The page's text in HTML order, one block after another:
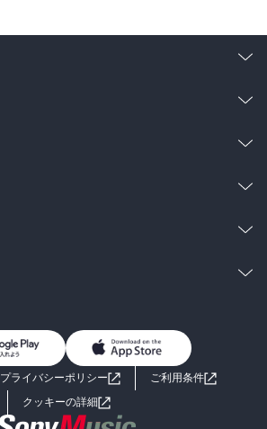
男子向けラノベ
小説
お問い合わせ
プライバシーポリシー
ご利用条件
クッキーの詳細